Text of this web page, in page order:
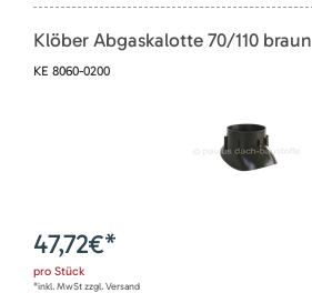
Klöber Abgaskalotte 70/110 braun
KE 8060-0200
47,72€*
pro Stück
*inkl. MwSt zzgl. Versand